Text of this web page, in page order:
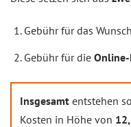
Gebühr für das
Gebühr für die
Insgesamt entstehen
Kosten in Höhe von